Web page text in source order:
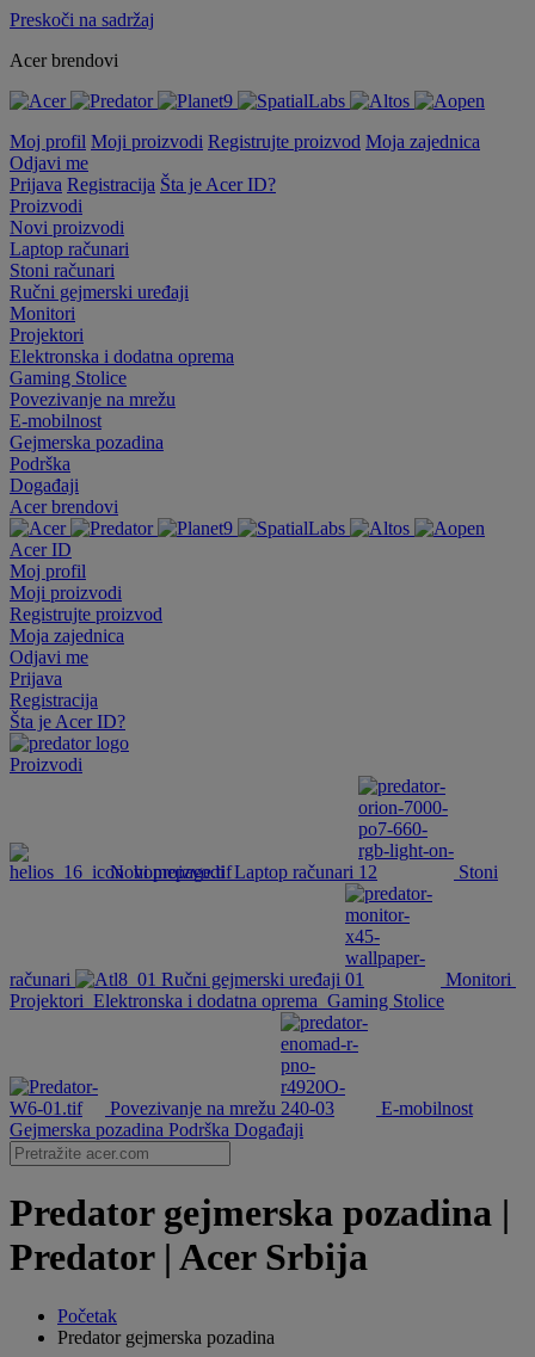
Preskoči na sadržaj
Acer brendovi
Moj profil Moji proizvodi Registrujte proizvod Moja zajednica
Odjavi me
Prijava Registracija Šta je Acer ID?
Proizvodi
Novi proizvodi
Laptop računari
Stoni računari
Ručni gejmerski uređaji
Monitori
Projektori
Elektronska i dodatna oprema
Gaming Stolice
Povezivanje na mrežu
E-mobilnost
Gejmerska pozadina
Podrška
Događaji
Acer brendovi
Acer ID
Moj profil
Moji proizvodi
Registrujte proizvod
Moja zajednica
Odjavi me
Prijava
Registracija
Šta je Acer ID?
Proizvodi
Novi proizvodi Laptop računari Stoni
računari Ručni gejmerski uređaji
Monitori
Projektori Elektronska i dodatna oprema Gaming Stolice
Povezivanje na mrežu
E-mobilnost
Gejmerska pozadina Podrška Događaji
Predator gejmerska pozadina |
Predator | Acer Srbija
Početak
Predator gejmerska pozadina